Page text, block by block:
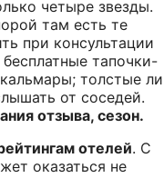
четыре звезды.
там есть те
при консультации
тапочки-
толстые ли
от соседей.
отзыва, сезон.
отелей. С
оказаться не